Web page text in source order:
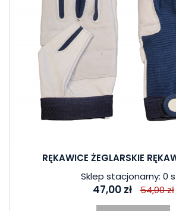
RĘKAWICE ŻEGLARSKIE
Sklep stacjonarny: 0
47,00 zł 54,00 zł